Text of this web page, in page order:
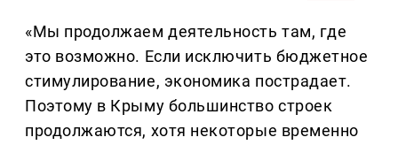
«Мы продолжаем деятельность там, где
это возможно. Если исключить бюджетное
стимулирование, экономика пострадает.
Поэтому в Крыму большинство строек
продолжаются, хотя некоторые временно